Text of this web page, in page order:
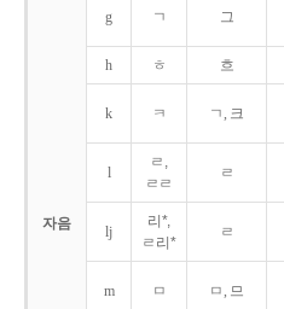
자음
g ㄱ 그
h ㅎ 흐
k ㅋ ㄱ, 크
l
ㄹ,
ㄹㄹ
ㄹ
lj
리*,
ㄹ리*
ㄹ
m ㅁ ㅁ, 므